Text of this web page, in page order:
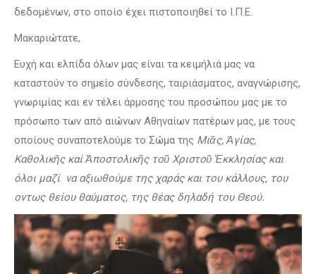
δεδομένων, στο οποίο έχει πιστοποιηθεί το Ι.Π.Ε.
Μακαριώτατε,
Ευχή και ελπίδα όλων μας είναι τα κειμήλιά μας να
καταστούν το σημείο σύνδεσης, ταιριάσματος, αναγνώρισης,
γνωριμίας και εν τέλει άρμοσης του προσώπου μας με το
πρόσωπο των από αιώνων Αθηναίων πατέρων μας, με τους
οποίους συναποτελούμε το Σώμα της Μιᾶς,Ἁγίας,
Καθολικῆς καίἈποστολικῆς τοῦ Χριστοῦ Ἐκκλησίας και
όλοι μαζί να αξιωθούμε της χαράς και του κάλλους, του
οντως θείου θαύματος, της θέας δηλαδή του Θεού.